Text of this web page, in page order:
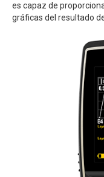
es capaz de
gráficas del resultado